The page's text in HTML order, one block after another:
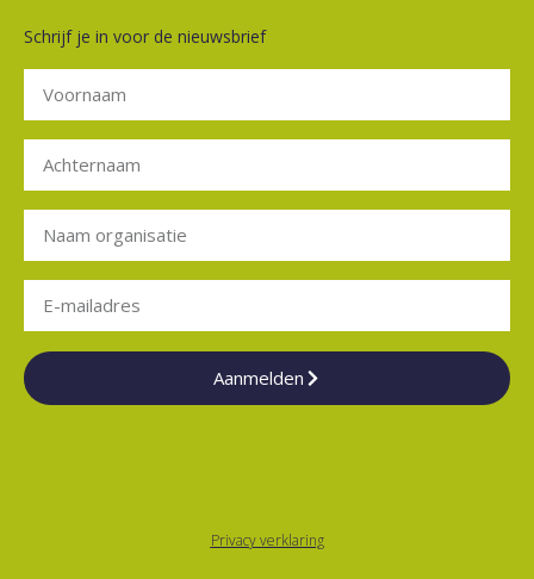
Schrijf je in voor de nieuwsbrief
Aanmelden
Privacy verklaring